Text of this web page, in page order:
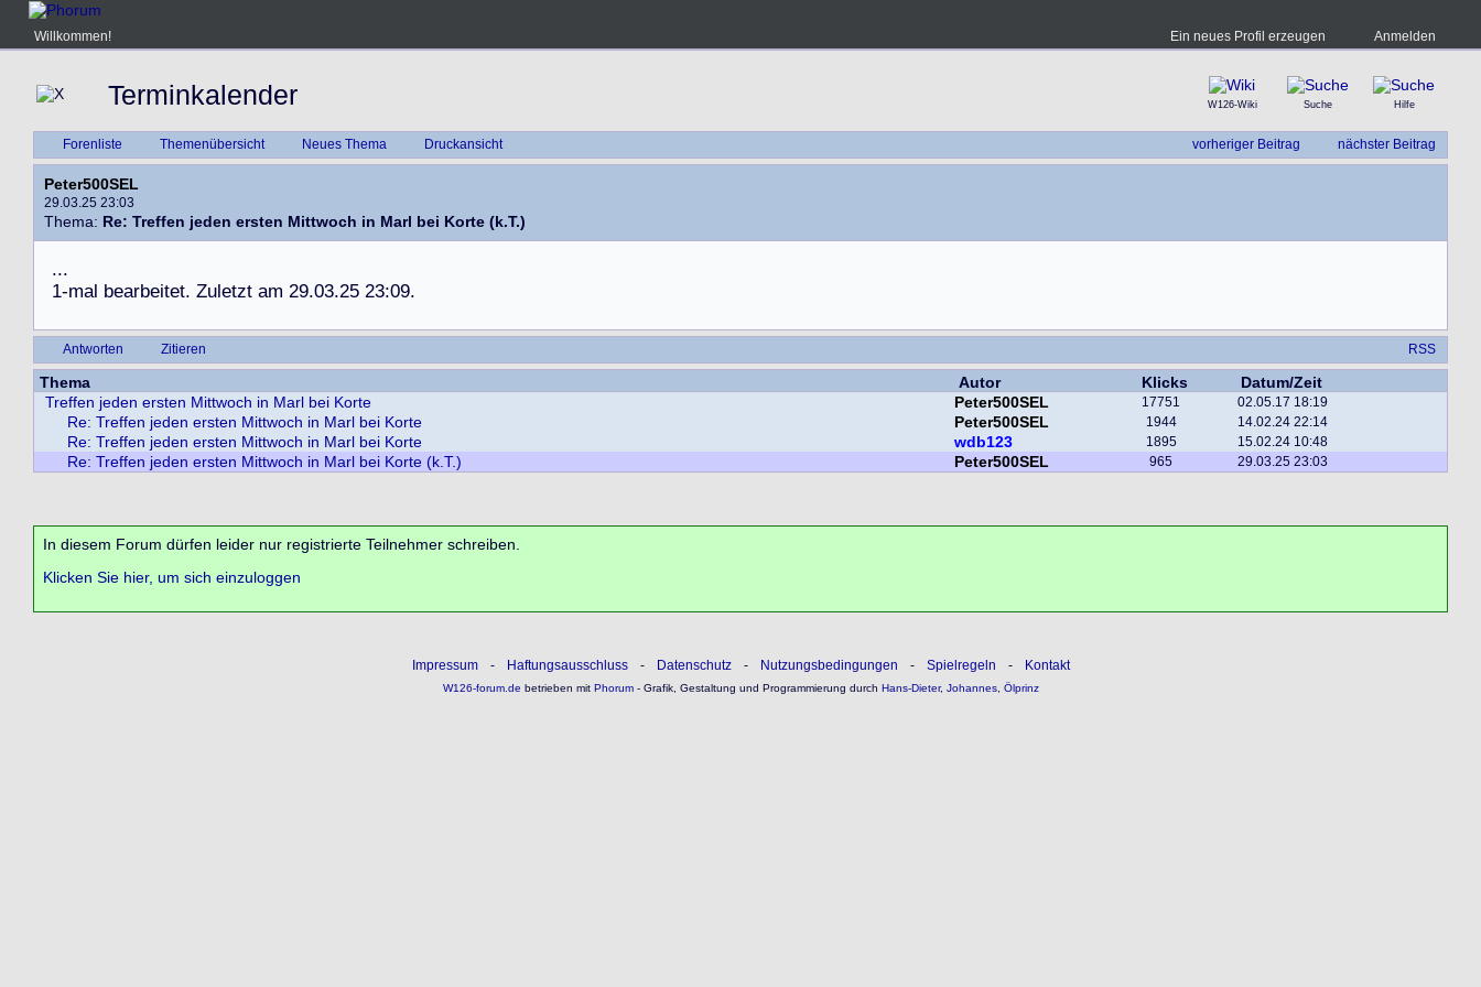
Willkommen! Ein neues Profil erzeugen Anmelden
Terminkalender W126-Wiki Suche Hilfe
vorheriger Beitrag nächster Beitrag
Forenliste Themenübersicht Neues Thema Druckansicht
Peter500SEL
29.03.25 23:03
Thema: Re: Treffen jeden ersten Mittwoch in Marl bei Korte (k.T.)
...
1-mal bearbeitet. Zuletzt am 29.03.25 23:09.
Antworten Zitieren RSS
Thema Autor Klicks
Datum/Zeit
Treffen jeden ersten Mittwoch in Marl bei Korte
Peter500SEL 17751 02.05.17 18:19
Re: Treffen jeden ersten Mittwoch in Marl bei Korte Peter500SEL 1944 14.02.24 22:14
Re: Treffen jeden ersten Mittwoch in Marl bei Korte wdb123 1895 15.02.24 10:48
Re: Treffen jeden ersten Mittwoch in Marl bei Korte (k.T.) Peter500SEL 965 29.03.25 23:03
In diesem Forum dürfen leider nur registrierte Teilnehmer schreiben.
Klicken Sie hier, um sich einzuloggen
Impressum - Haftungsausschluss - Datenschutz - Nutzungsbedingungen - Spielregeln - Kontakt
W126-forum.de betrieben mitPhorum- Grafik, Gestaltung und Programmierung durch Hans-Dieter, Johannes, Ölprinz